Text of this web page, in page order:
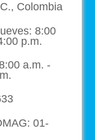
Colombia
8:00
p.m.
a.m. -
01-